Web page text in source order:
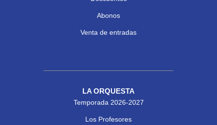
Abonos
Venta de entradas
LA ORQUESTA
Temporada 2026-2027
Los Profesores